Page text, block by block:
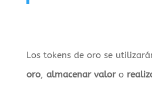
Los tokens de oro se
oro, almacenar valoro